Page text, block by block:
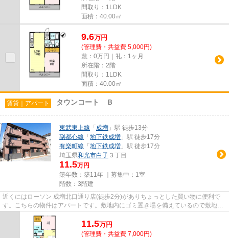
間取り：1LDK
面積：40.00㎡
9.6万円
(管理費・共益費 5,000円)
敷：0万円｜礼：1ヶ月
所在階：2階
間取り：1LDK
面積：40.00㎡
賃貸｜アパート タウンコート Ｂ
東武東上線 「 成増 」駅 徒歩13分
副都心線 「 地下鉄成増 」駅 徒歩17分
有楽町線 「 地下鉄成増 」駅 徒歩17分
埼玉県和光市白子 ３丁目
11.5万円
築年数：築11年 ｜募集中： 1室
階数：3階建
近くにはローソン 成増北口通り店(徒歩2分)がありちょっとした買い物に便利で
す。こちらの物件はアパートです。敷地内にゴミ置き場を備えているので敷地外
に出る必要が無く、ごみ出し...
11.5万円
(管理費・共益費 7,000円)